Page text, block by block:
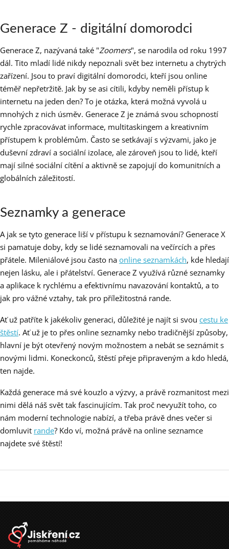
Generace Z - digitální domorodci
Generace Z, nazývaná také "Zoomers", se narodila od roku 1997
dál. Tito mladí lidé nikdy nepoznali svět bez internetu a chytrých
zařízení. Jsou to praví digitální domorodci, kteří jsou online
téměř nepřetržitě. Jak by se asi cítili, kdyby neměli přístup k
internetu na jeden den? To je otázka, která možná vyvolá u
mnohých z nich úsměv. Generace Z je známá svou schopností
rychle zpracovávat informace, multitaskingem a kreativním
přístupem k problémům. Často se setkávají s výzvami, jako je
duševní zdraví a sociální izolace, ale zároveň jsou to lidé, kteří
mají silné sociální cítění a aktivně se zapojují do komunitních a
globálních záležitostí.
Seznamky a generace
A jak se tyto generace liší v přístupu k seznamování? Generace X
si pamatuje doby, kdy se lidé seznamovali na večírcích a přes
přátele. Mileniálové jsou často na online seznamkách, kde hledají
nejen lásku, ale i přátelství. Generace Z využívá různé seznamky
a aplikace k rychlému a efektivnímu navazování kontaktů, a to
jak pro vážné vztahy, tak pro příležitostná rande.
Ať už patříte k jakékoliv generaci, důležité je najít si svou cestu ke
štěstí. Ať už je to přes online seznamky nebo tradičnější způsoby,
hlavní je být otevřený novým možnostem a nebát se seznámit s
novými lidmi. Koneckonců, štěstí přeje připraveným a kdo hledá,
ten najde.
Každá generace má své kouzlo a výzvy, a právě rozmanitost mezi
nimi dělá náš svět tak fascinujícím. Tak proč nevyužít toho, co
nám moderní technologie nabízí, a třeba právě dnes večer si
domluvit rande? Kdo ví, možná právě na online seznamce
najdete své štěstí!